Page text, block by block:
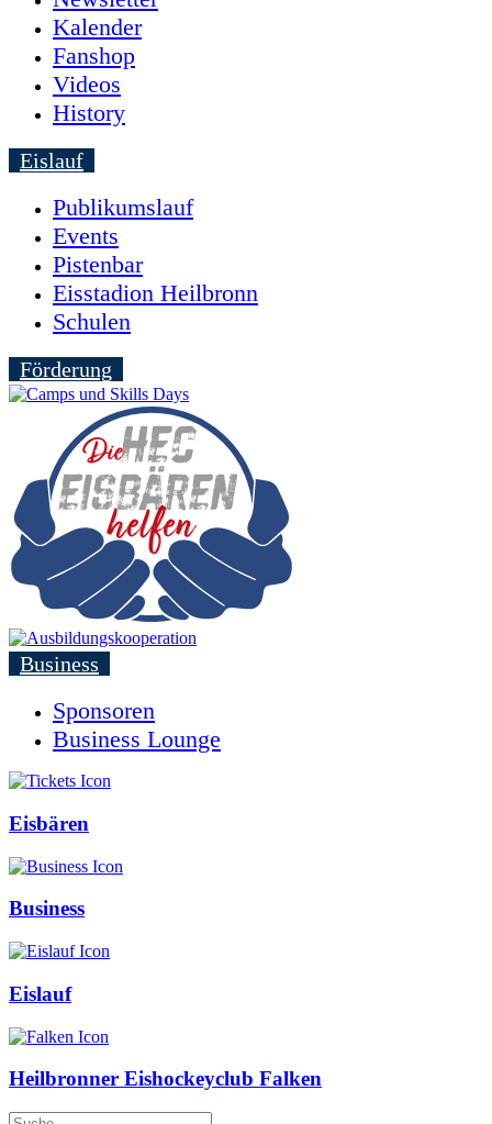
Kalender
Fanshop
Videos
History
Eislauf
Publikumslauf
Events
Pistenbar
Eisstadion Heilbronn
Schulen
Förderung
Business
Sponsoren
Business Lounge
Eisbären
Business
Eislauf
Heilbronner Eishockeyclub Falken